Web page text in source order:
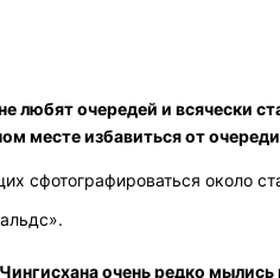
любят очередей и всячески
месте избавиться от
сфотографироваться около
очень редко